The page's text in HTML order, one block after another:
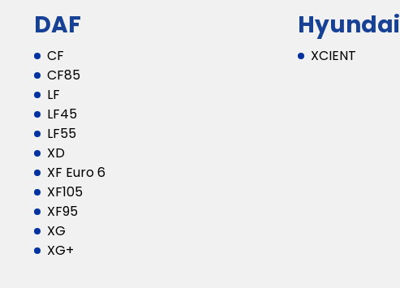
DAF
CF
CF85
LF
LF45
LF55
XD
XF Euro 6
XF105
XF95
XG
XG+
Hyundai
XCIENT